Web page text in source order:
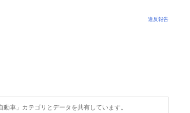
違反報告
動車」カテゴリとデータを共有しています。